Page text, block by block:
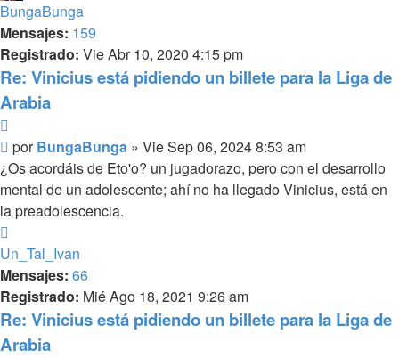
BungaBunga
Mensajes: 159
Registrado: Vie Abr 10, 2020 4:15 pm
Re: Vinicius está pidiendo un billete para la Liga de
Arabia
Mensaje
porBungaBunga » Vie Sep 06, 2024 8:53 am
¿Os acordáis de Eto'o? un jugadorazo, pero con el desarrollo
mental de un adolescente; ahí no ha llegado Vinicius, está en
la preadolescencia.
Un_Tal_Ivan
Mensajes: 66
Registrado: Mié Ago 18, 2021 9:26 am
Re: Vinicius está pidiendo un billete para la Liga de
Arabia